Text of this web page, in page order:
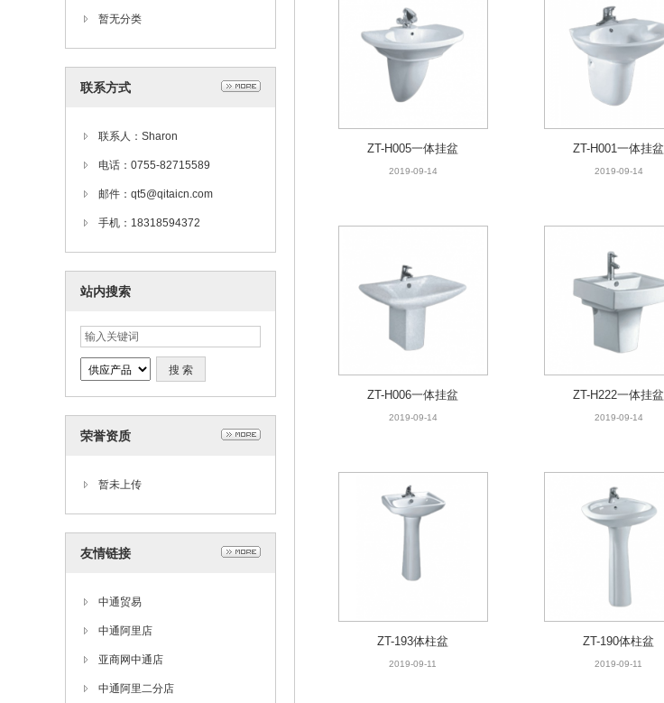
暂无分类
联系方式
联系人：Sharon
电话：0755-82715589
邮件：qt5@qitaicn.com
手机：18318594372
站内搜索
荣誉资质
暂未上传
友情链接
中通贸易
中通阿里店
亚商网中通店
中通阿里二分店
ZT-H005一体挂盆
2019-09-14
ZT-H001一体挂盆
2019-09-14
ZT-H006一体挂盆
2019-09-14
ZT-H222一体挂盆
2019-09-14
ZT-193体柱盆
2019-09-11
ZT-190体柱盆
2019-09-11